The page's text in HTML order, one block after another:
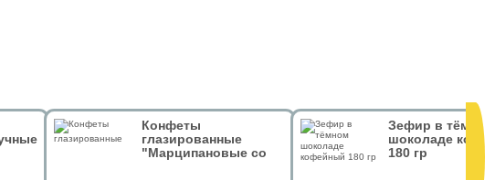
Конфеты
глазированные
"Марципановые со
Зефир в тёмном
шоколаде
180 гр